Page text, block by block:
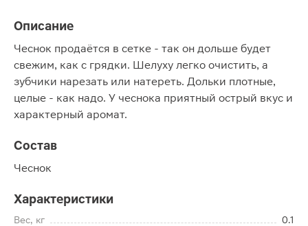
Описание
Чеснок продаётся в сетке - так он дольше будет
свежим, как с грядки. Шелуху легко очистить, а
зубчики нарезать или натереть. Дольки плотные,
целые - как надо. У чеснока приятный острый вкус и
характерный аромат.
Состав
Чеснок
Характеристики
Вес, кг
0.1